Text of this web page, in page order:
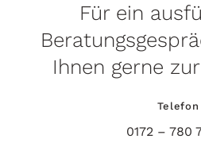
Für ein
Ihnen gerne
Telefon
0172 – 780